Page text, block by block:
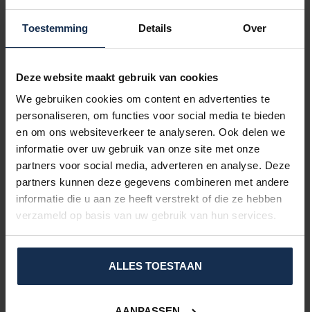
Toestemming Details Over
Deze website maakt gebruik van cookies
We gebruiken cookies om content en advertenties te
personaliseren, om functies voor social media te bieden
en om ons websiteverkeer te analyseren. Ook delen we
informatie over uw gebruik van onze site met onze
partners voor social media, adverteren en analyse. Deze
partners kunnen deze gegevens combineren met andere
informatie die u aan ze heeft verstrekt of die ze hebben
verzameld op basis van uw gebruik van hun services.
ALLES TOESTAAN
Technology
In stock
BERTSCHAT®
Cooling Bucket Hat –
Evaporation Technology
In stock
€39,95
VRAGEN OVER DIT PRODUCT?
Of heeft u hulp nodig bij het bestelproces?
Neem dan contact op met één van onze
specialisten viasupport@comfort-producten.be
RECENTLY VIEWED